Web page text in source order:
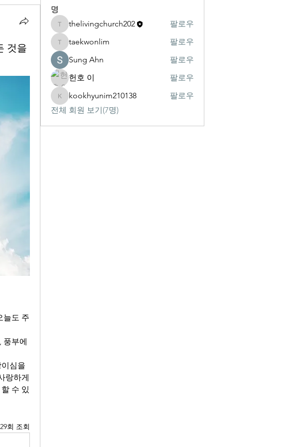
것을
늘도 주
풍부에
심을
랑하게
수 있
회 조회
명
thelivingchurch202
thelivingchurch202 팔로우
taekwonlim
taekwonlim
팔로우
Sung Ahn
팔로우
헌호 이
팔로우
kookhyunim210138
kookhyunim210138
팔로우
전체 회원 보기(7명)